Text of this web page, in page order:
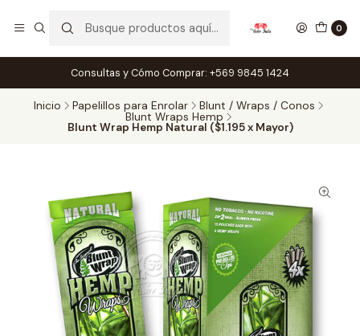
0
Consultas y Cómo Comprar: +569 9845 1424
Inicio Papelillos para Enrolar
Blunt / Wraps / Conos
Blunt Wraps Hemp
Blunt Wrap Hemp Natural ($1.195 x Mayor)